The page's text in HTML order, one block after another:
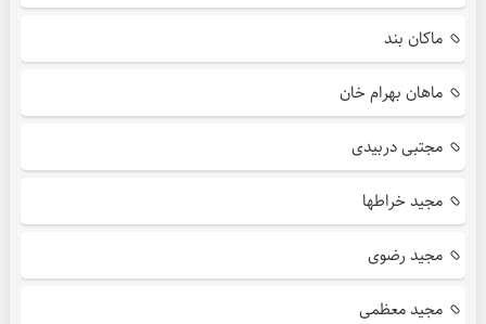
ماکان بند
ماهان بهرام خان
مجتبی دربیدی
مجید خراطها
مجید رضوی
مجید معظمی